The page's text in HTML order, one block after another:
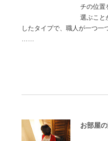
チの位置
選ぶこと
したタイプで、職人が一つ一
……
お部屋